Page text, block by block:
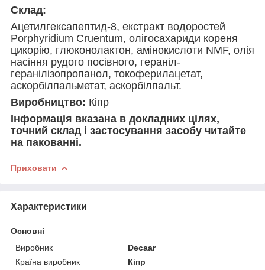
Склад:
Ацетилгексапептид-8, екстракт водоростей
Porphyridium Cruentum, олігосахариди кореня
цикорію, глюконолактон, амінокислоти NMF, олія
насіння рудого посівного, гераніл-
геранілізопропанол, токоферилацетат,
аскорбілпальметат, аскорбілпальт.
Виробництво: Кіпр
Інформація вказана в докладних цілях,
точний склад і застосування засобу читайте
на пакованні.
Приховати
Характеристики
Основні
Виробник
Decaar
Країна виробник
Кіпр